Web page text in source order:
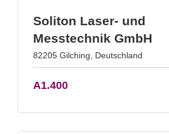
Soliton Laser- und
Messtechnik GmbH
82205 Gilching, Deutschland
A1.400